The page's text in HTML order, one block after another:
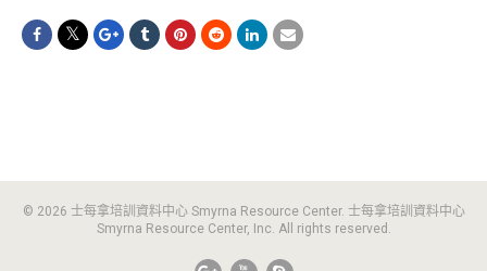
© 2026 士每拿培訓資料中心 Smyrna Resource Center. 士每拿培訓資料中心
Smyrna Resource Center, Inc. All rights reserved.